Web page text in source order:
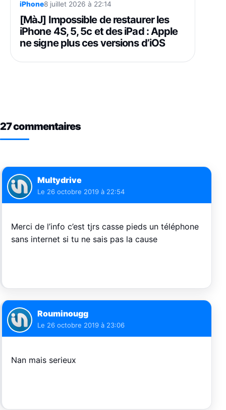
iPhone8 juillet 2026 à 22:14
[MàJ] Impossible de restaurer les
iPhone 4S, 5, 5c et des iPad : Apple
ne signe plus ces versions d’iOS
27 commentaires
Multydrive
Le 26 octobre 2019 à 22:54
Merci de l’info c’est tjrs casse pieds un téléphone
sans internet si tu ne sais pas la cause
Rouminougg
Le 26 octobre 2019 à 23:06
Nan mais serieux